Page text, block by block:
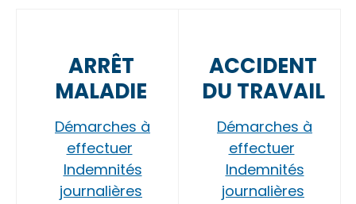
ARRÊT
MALADIE
Démarches à
effectuer
Indemnités
journalières
ACCIDENT
DU TRAVAIL
Démarches à
effectuer
Indemnités
journalières